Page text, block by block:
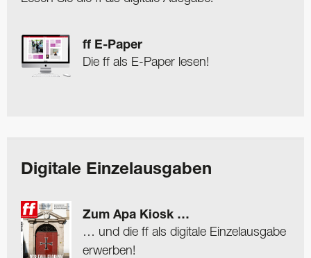
ff E-Paper
Die ff als E-Paper lesen!
Digitale Einzelausgaben
Zum Apa Kiosk …
… und die ff als digitale Einzelausgabe
erwerben!